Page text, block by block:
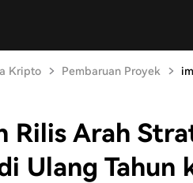
Kripto Pembaruan Proyek
Rilis Arah
Ulang